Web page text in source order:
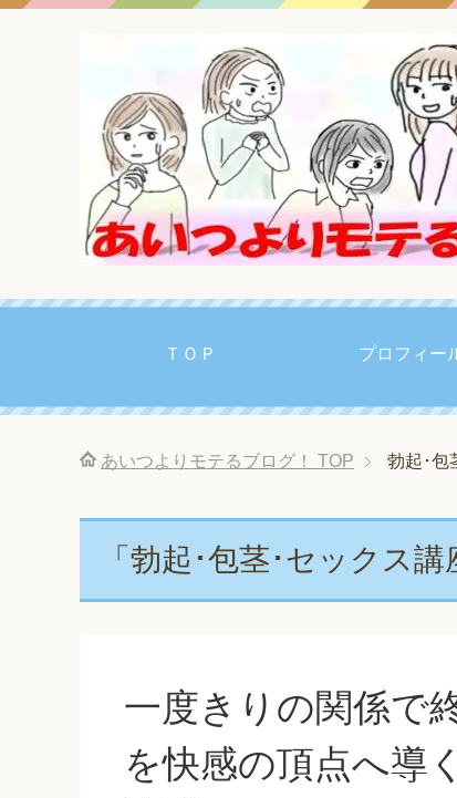
ＴＯＰ プロフィー
あいつよりモテるブログ！ TOP 勃起･包
「勃起･包茎･セックス
一度きりの関係で
を快感の頂点へ導